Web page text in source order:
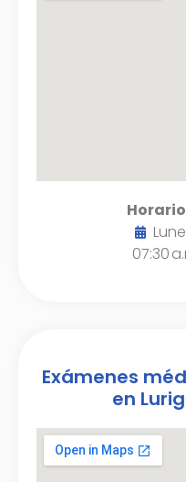
07:30
Exámenes
en